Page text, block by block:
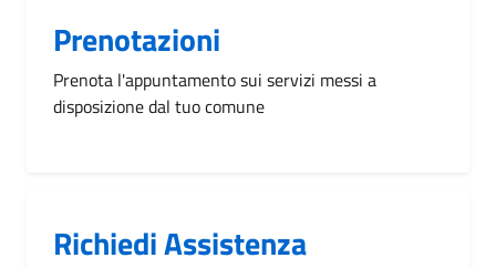
Prenotazioni
Prenota l'appuntamento sui servizi messi a
disposizione dal tuo comune
Richiedi Assistenza